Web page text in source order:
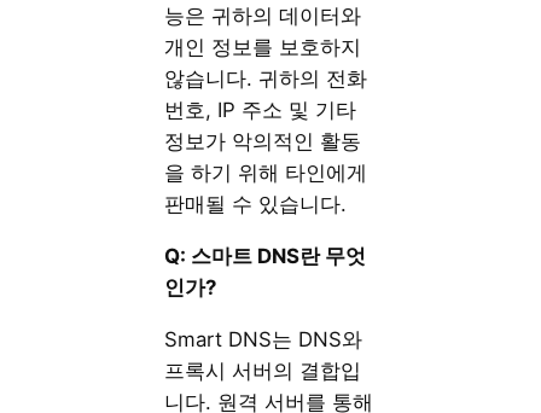
능은 귀하의 데이터와
개인 정보를 보호하지
않습니다. 귀하의 전화
번호, IP 주소 및 기타
정보가 악의적인 활동
을 하기 위해 타인에게
판매될 수 있습니다.
Q: 스마트 DNS란 무엇
인가?
Smart DNS는 DNS와
프록시 서버의 결합입
니다. 원격 서버를 통해